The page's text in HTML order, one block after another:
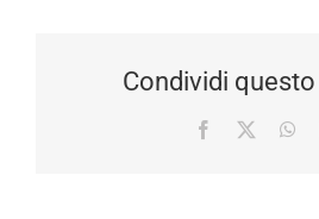
Condividi
Facebook